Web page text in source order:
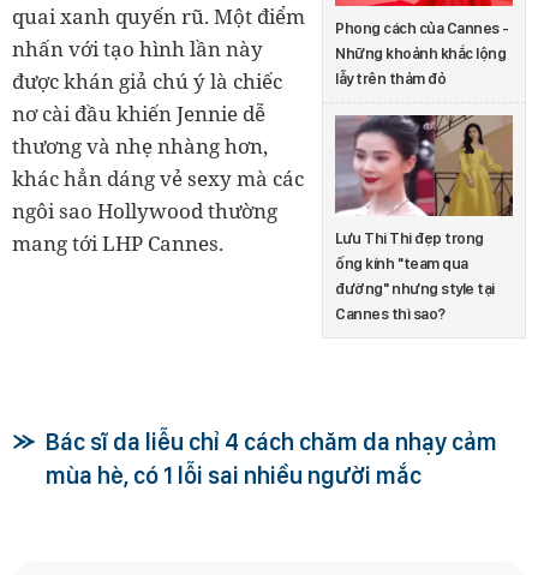
Phong cách của Cannes -
Những khoảnh khắc lộng
lẫy trên thảm đỏ
Lưu Thi Thi đẹp trong
ống kính ''team qua
đường'' nhưng style tại
Cannes thì sao?
quai xanh quyến rũ. Một điểm
nhấn với tạo hình lần này
được khán giả chú ý là chiếc
nơ cài đầu khiến Jennie dễ
thương và nhẹ nhàng hơn,
khác hẳn dáng vẻ sexy mà các
ngôi sao Hollywood thường
mang tới LHP Cannes.
Bác sĩ da liễu chỉ 4 cách chăm da nhạy cảm
mùa hè, có 1 lỗi sai nhiều người mắc